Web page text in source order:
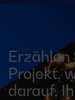
Erzählen
Projekt,
darauf,